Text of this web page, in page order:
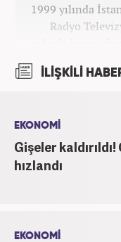
1999 yılında
Radyo
yılında lisans
yıl
bir haber
Ardından
görevinde
Kanal 7 Medya
İLİŞKİLİ
EKONOMİ
Gişeler
hızlandı
EKONOMİ